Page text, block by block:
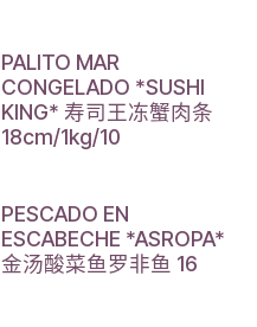
PALITO MAR
CONGELADO *SUSHI
KING* 寿司王冻蟹肉条
18cm/1kg/10
PESCADO EN
ESCABECHE *ASROPA*
金汤酸菜鱼罗非鱼 16